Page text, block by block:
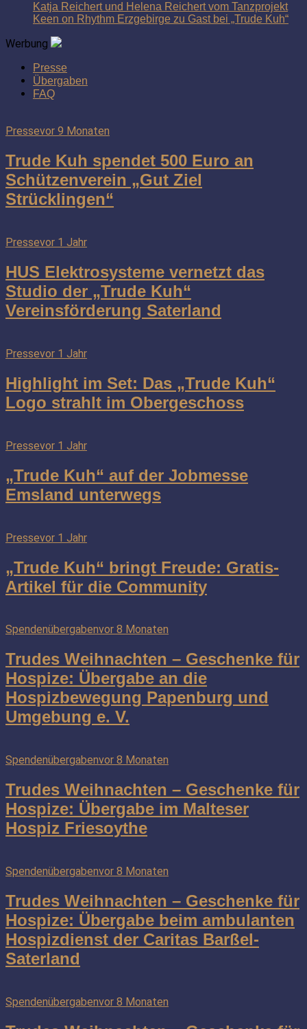
Katja Reichert und Helena Reichert vom Tanzprojekt
Keen on Rhythm Erzgebirge zu Gast bei „Trude Kuh“
Werbung
Presse
Übergaben
FAQ
Pressevor 9 Monaten
Trude Kuh spendet 500 Euro an
Schützenverein „Gut Ziel
Strücklingen“
Pressevor 1 Jahr
HUS Elektrosysteme vernetzt das
Studio der „Trude Kuh“
Vereinsförderung Saterland
Pressevor 1 Jahr
Highlight im Set: Das „Trude Kuh“
Logo strahlt im Obergeschoss
Pressevor 1 Jahr
„Trude Kuh“ auf der Jobmesse
Emsland unterwegs
Pressevor 1 Jahr
„Trude Kuh“ bringt Freude: Gratis-
Artikel für die Community
Spendenübergabenvor 8 Monaten
Trudes Weihnachten – Geschenke für
Hospize: Übergabe an die
Hospizbewegung Papenburg und
Umgebung e. V.
Spendenübergabenvor 8 Monaten
Trudes Weihnachten – Geschenke für
Hospize: Übergabe im Malteser
Hospiz Friesoythe
Spendenübergabenvor 8 Monaten
Trudes Weihnachten – Geschenke für
Hospize: Übergabe beim ambulanten
Hospizdienst der Caritas Barßel-
Saterland
Spendenübergabenvor 8 Monaten